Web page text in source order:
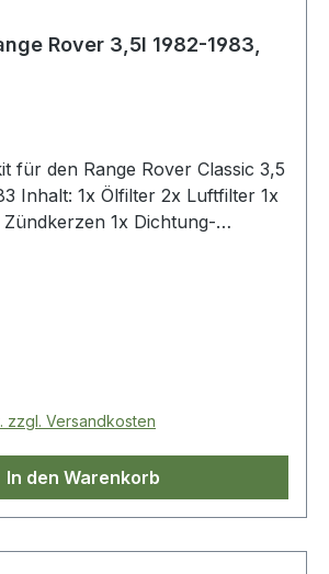
Rover 3,5l 1982-1983,
für den Range Rover Classic 3,5
Inhalt: 1x Ölfilter 2x Luftfilter 1x
1x Dichtung-
zzgl. Versandkosten
In den Warenkorb